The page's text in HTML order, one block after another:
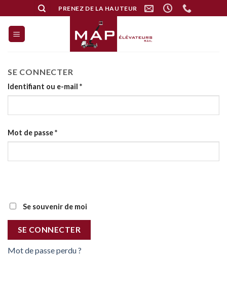
to
content
PRENEZ DE LA HAUTEUR
SE CONNECTER
Identifiant ou e-mail *
Mot de passe*
Alternative:
Se souvenir de moi
SE CONNECTER
Mot de passe perdu ?